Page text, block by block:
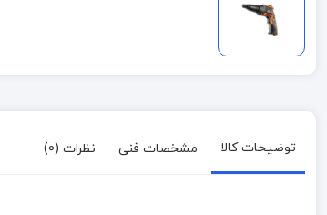
توضیحات کالا مشخصات فنی نظرات (0)